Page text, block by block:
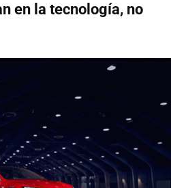
en la tecnología, no